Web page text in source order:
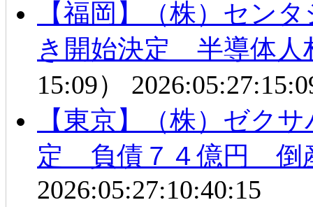
【福岡】（株）セン
き開始決定 半導体
15:09）
【東京】（株）ゼク
定 負債７４億円 倒
2026:05:27:10:40:15